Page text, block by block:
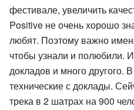
фестивале, увеличить
Positive не очень хорошо
любят. Поэтому важно
чтобы узнали и полюбили.
докладов и много другого.
технические с доклады.
трека в 2 шатрах на 900